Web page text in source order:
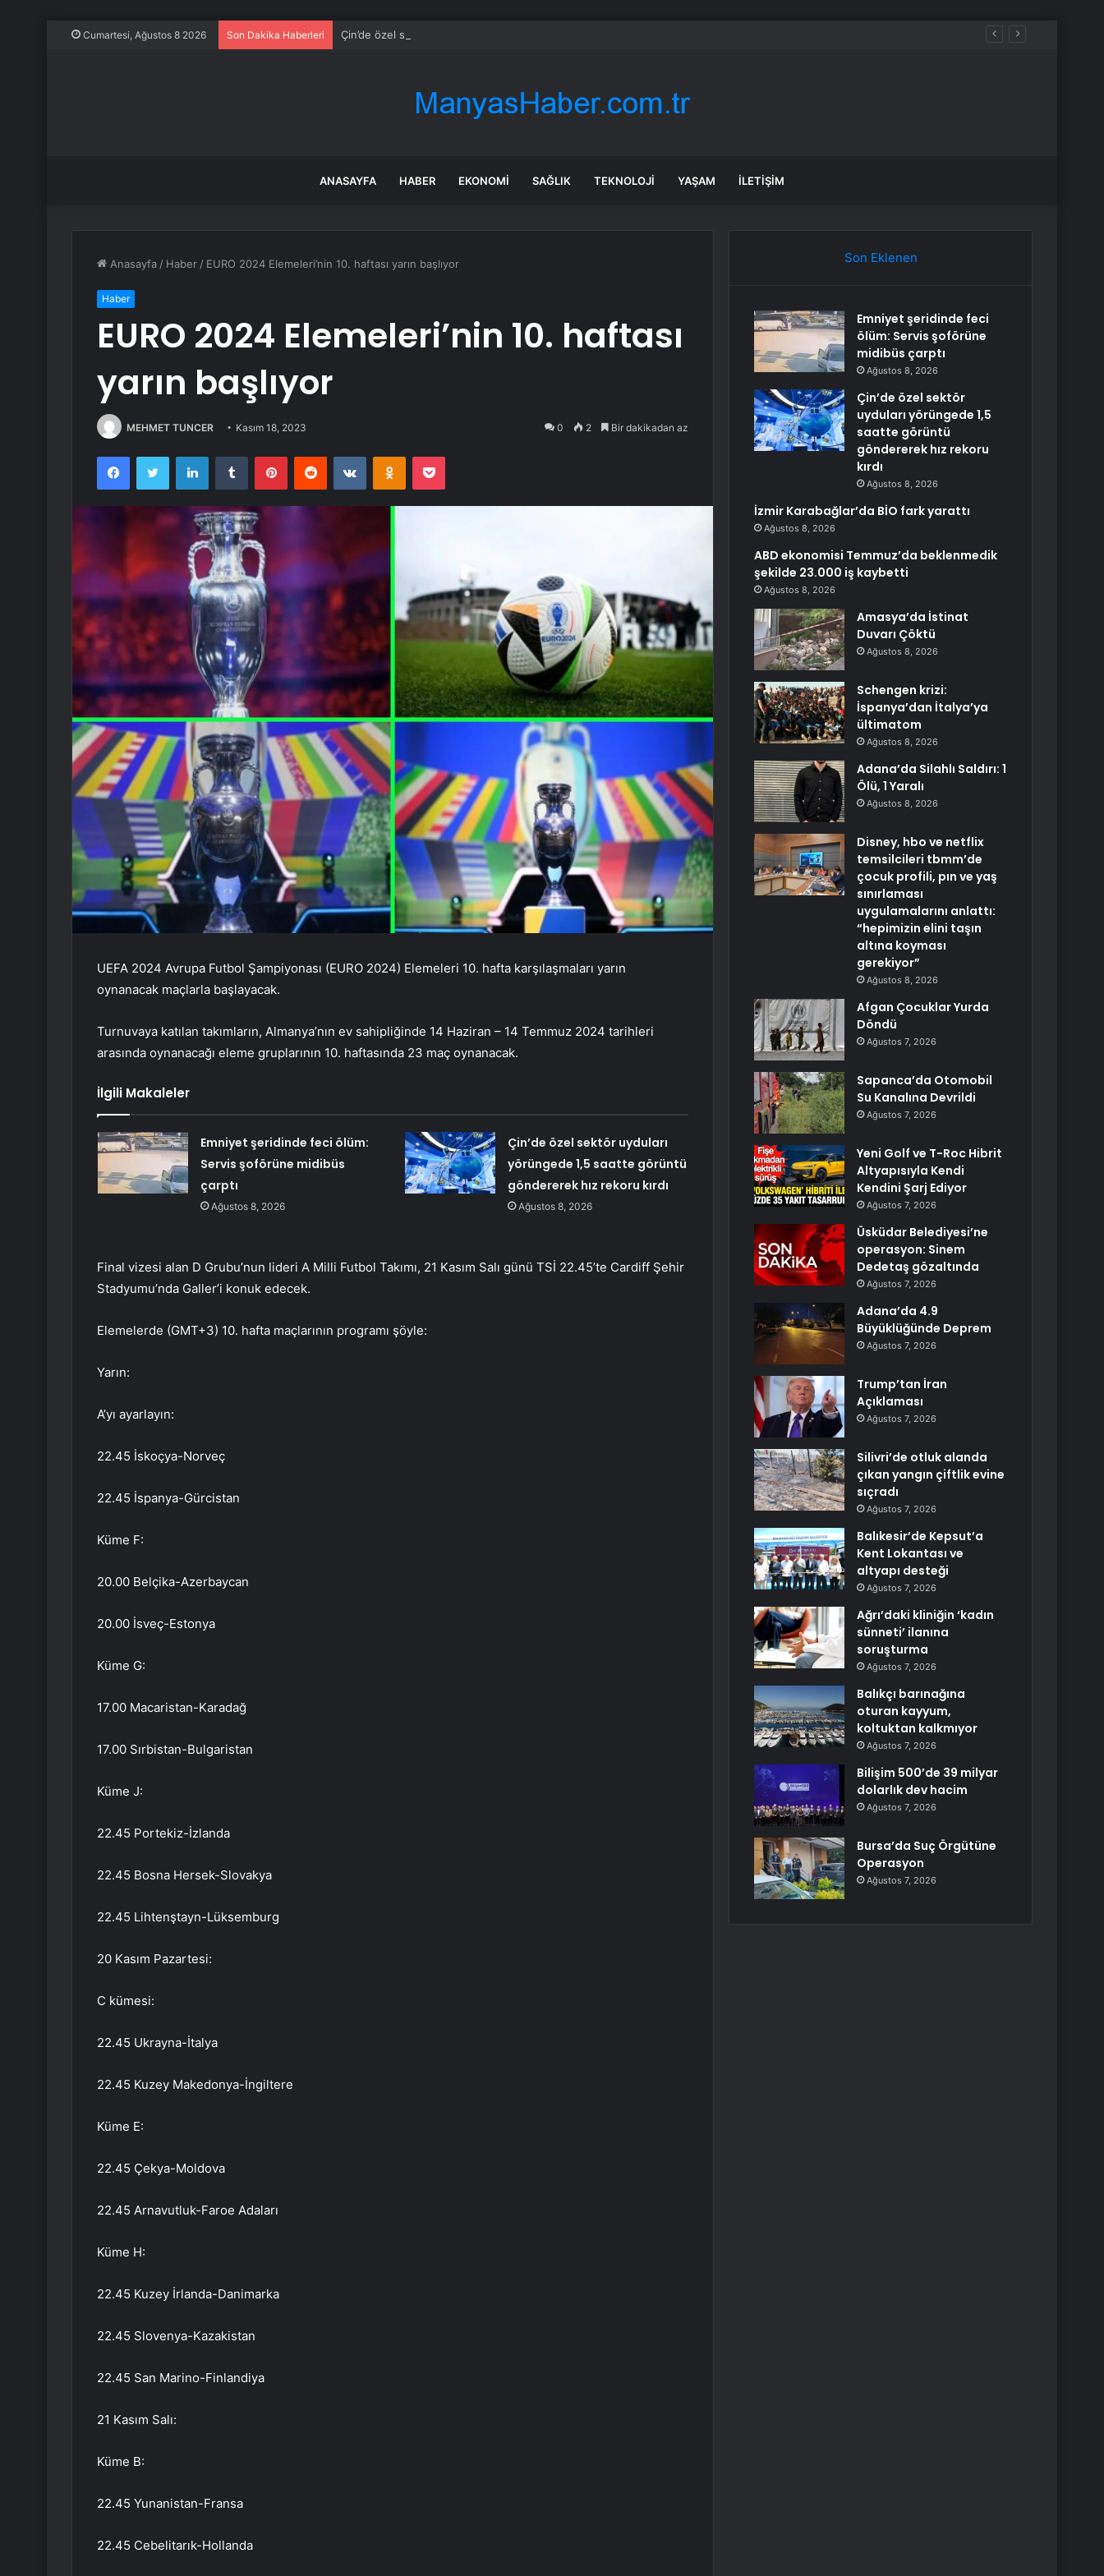
Cumartesi, Ağustos 8 2026 Son Dakika Haberleri Çin’de özel sektör uyduları yörüngede 1,5 saatte görüntü göndererek hız rekoru kırdı
ANASAYFA HABER EKONOMI SAĞLIK TEKNOLOJI YAŞAM İLETIŞIM
Anasayfa / Haber / EURO 2024 Elemeleri’nin 10. haftası yarın başlıyor
Haber
EURO 2024 Elemeleri’nin 10. haftası
yarın başlıyor
MEHMET TUNCER Kasım 18, 2023 0 2 Bir dakikadan az
FacebookTwitter LinkedInTumblr PinterestReddit VKontakteOdnoklassniki
Pocket
UEFA 2024 Avrupa Futbol Şampiyonası (EURO 2024) Elemeleri 10. hafta karşılaşmaları yarın
oynanacak maçlarla başlayacak.
Turnuvaya katılan takımların, Almanya’nın ev sahipliğinde 14 Haziran – 14 Temmuz 2024 tarihleri ​​
arasında oynanacağı eleme gruplarının 10. haftasında 23 maç oynanacak.
İlgili Makaleler
Emniyet şeridinde feci ölüm:
Servis şoförüne midibüs
çarptı
Ağustos 8, 2026
Çin’de özel sektör uyduları
yörüngede 1,5 saatte görüntü
göndererek hız rekoru kırdı
Ağustos 8, 2026
Final vizesi alan D Grubu’nun lideri A Milli Futbol Takımı, 21 Kasım Salı günü TSİ 22.45’te Cardiff Şehir
Stadyumu’nda Galler’i konuk edecek.
Elemelerde (GMT+3) 10. hafta maçlarının programı şöyle:
Yarın:
A’yı ayarlayın:
22.45 İskoçya-Norveç
22.45 İspanya-Gürcistan
Küme F:
20.00 Belçika-Azerbaycan
20.00 İsveç-Estonya
Küme G:
17.00 Macaristan-Karadağ
17.00 Sırbistan-Bulgaristan
Küme J:
22.45 Portekiz-İzlanda
22.45 Bosna Hersek-Slovakya
22.45 Lihtenştayn-Lüksemburg
20 Kasım Pazartesi:
C kümesi:
22.45 Ukrayna-İtalya
22.45 Kuzey Makedonya-İngiltere
Küme E:
22.45 Çekya-Moldova
22.45 Arnavutluk-Faroe Adaları
Küme H:
22.45 Kuzey İrlanda-Danimarka
22.45 Slovenya-Kazakistan
22.45 San Marino-Finlandiya
21 Kasım Salı:
Küme B:
22.45 Yunanistan-Fransa
22.45 Cebelitarık-Hollanda
Son Eklenen
Emniyet şeridinde feci
ölüm: Servis şoförüne
midibüs çarptı
Ağustos 8, 2026
Çin’de özel sektör
uyduları yörüngede 1,5
saatte görüntü
göndererek hız rekoru
kırdı
Ağustos 8, 2026
İzmir Karabağlar’da BİO fark yarattı
Ağustos 8, 2026
ABD ekonomisi Temmuz’da beklenmedik
şekilde 23.000 iş kaybetti
Ağustos 8, 2026
Amasya’da İstinat
Duvarı Çöktü
Ağustos 8, 2026
Schengen krizi:
İspanya’dan İtalya’ya
ültimatom
Ağustos 8, 2026
Adana’da Silahlı Saldırı: 1
Ölü, 1 Yaralı
Ağustos 8, 2026
Disney, hbo ve netflix
temsilcileri tbmm’de
çocuk profili, pın ve yaş
sınırlaması
uygulamalarını anlattı:
“hepimizin elini taşın
altına koyması
gerekiyor”
Ağustos 8, 2026
Afgan Çocuklar Yurda
Döndü
Ağustos 7, 2026
Sapanca’da Otomobil
Su Kanalına Devrildi
Ağustos 7, 2026
Yeni Golf ve T-Roc Hibrit
Altyapısıyla Kendi
Kendini Şarj Ediyor
Ağustos 7, 2026
Üsküdar Belediyesi’ne
operasyon: Sinem
Dedetaş gözaltında
Ağustos 7, 2026
Adana’da 4.9
Büyüklüğünde Deprem
Ağustos 7, 2026
Trump’tan İran
Açıklaması
Ağustos 7, 2026
Silivri’de otluk alanda
çıkan yangın çiftlik evine
sıçradı
Ağustos 7, 2026
Balıkesir’de Kepsut’a
Kent Lokantası ve
altyapı desteği
Ağustos 7, 2026
Ağrı’daki kliniğin ‘kadın
sünneti’ ilanına
soruşturma
Ağustos 7, 2026
Balıkçı barınağına
oturan kayyum,
koltuktan kalkmıyor
Ağustos 7, 2026
Bilişim 500’de 39 milyar
dolarlık dev hacim
Ağustos 7, 2026
Bursa’da Suç Örgütüne
Operasyon
Ağustos 7, 2026